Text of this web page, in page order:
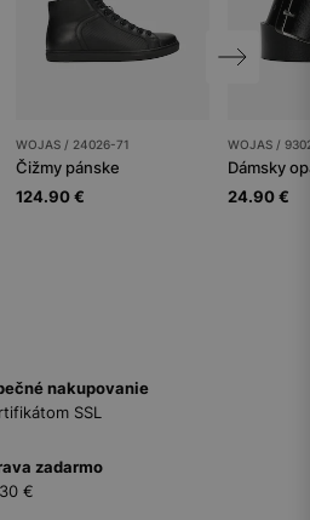
WOJAS / 24026-71
Čižmy pánske
124.90 €
WOJAS /
Dámsky
24.90 €
nakupovanie
SSL
zadarmo
€